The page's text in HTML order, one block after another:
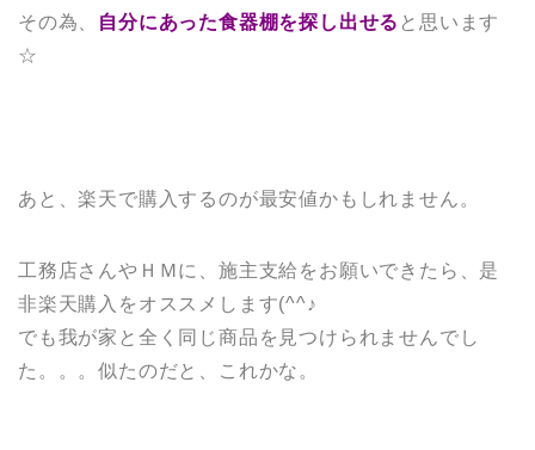
その為、 自分にあった食器棚を探し出せる と思います
☆
あと、楽天で購入するのが最安値かもしれません。
工務店さんやＨＭに、施主支給をお願いできたら、是
非楽天購入をオススメします(^^♪
でも我が家と全く同じ商品を見つけられませんでし
た。。。似たのだと、これかな。